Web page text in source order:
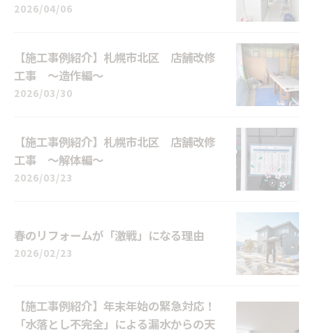
2026/04/06
【施工事例紹介】札幌市北区 店舗改修
工事 ～造作編～
2026/03/30
【施工事例紹介】札幌市北区 店舗改修
工事 ～解体編～
2026/03/23
春のリフォームが「激戦」になる理由
2026/02/23
【施工事例紹介】年末年始の緊急対応！
「水落とし不完全」による漏水からの天